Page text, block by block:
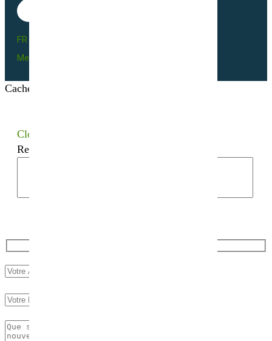
FR BIO 10 - 66055
Mentions légales
Cacher les filtres
Close
Recherchez votre semence bio